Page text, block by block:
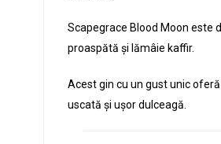
Scapegrace Blood Moon este
proaspătă și lămâie kaffir.
Acest gin cuun gustunic
uscată și ușor dulceagă